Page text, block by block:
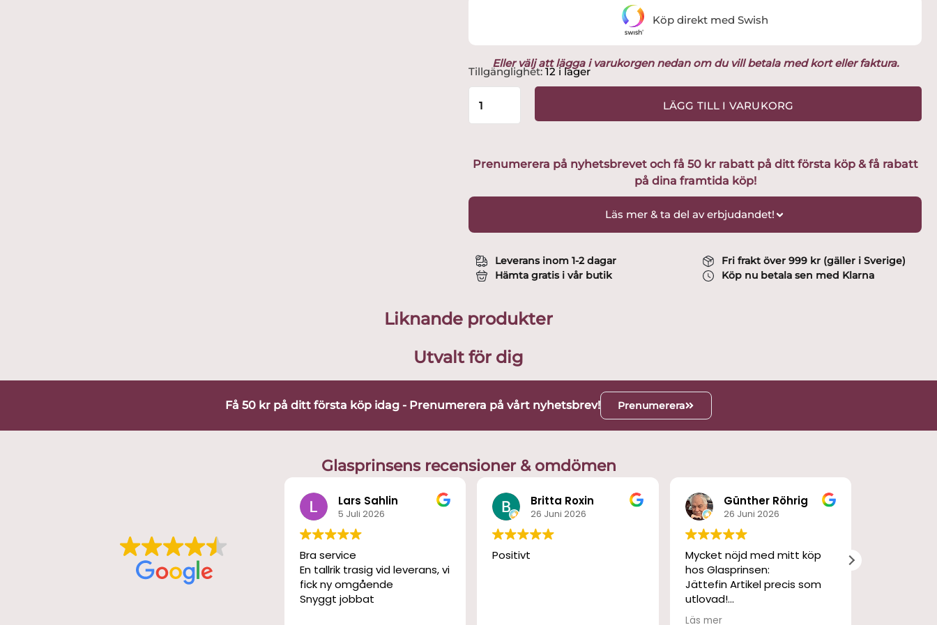
Eller välj att lägga i varukorgen nedan om du vill betala med kort eller faktura.
Tillgänglighet: 12 i lager
Orrefors
Jernverk
Utvald
Glasprinsen
LÄGG TILL I VARUKORG
Köp direkt med Swish
Prenumerera på nyhetsbrevet och få 50 kr rabatt på ditt första köp & få rabatt
på dina framtida köp!
Läs mer & ta del av erbjudandet!
Leverans inom 1-2 dagar
Hämta gratis i vår butik
Fri frakt över 999 kr (gäller i Sverige)
Köp nu betala sen med Klarna
Liknande produkter
Utvalt för dig
Få 50 kr på ditt första köp idag - Prenumerera på vårt nyhetsbrev! Prenumerera
Glasprinsens recensioner & omdömen
Lars Sahlin
5 Juli 2026
Bra service
En tallrik trasig vid leverans, vi
fick ny omgående
Snyggt jobbat
Britta Roxin
26 Juni 2026
Positivt
Günther Röhrig
26 Juni 2026
Mycket nöjd med mitt köp
hos Glasprinsen:
Jättefin Artikel precis som
utlovad!
Allt rent och fräscht -
Läs mer